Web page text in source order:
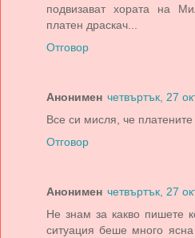
подвизават хората на
платен драскач...
Отговор
Анонимен четвъртък, 27
Все си мисля, че платените
Отговор
Анонимен четвъртък, 27
Не знам за какво пишете
ситуация беше много